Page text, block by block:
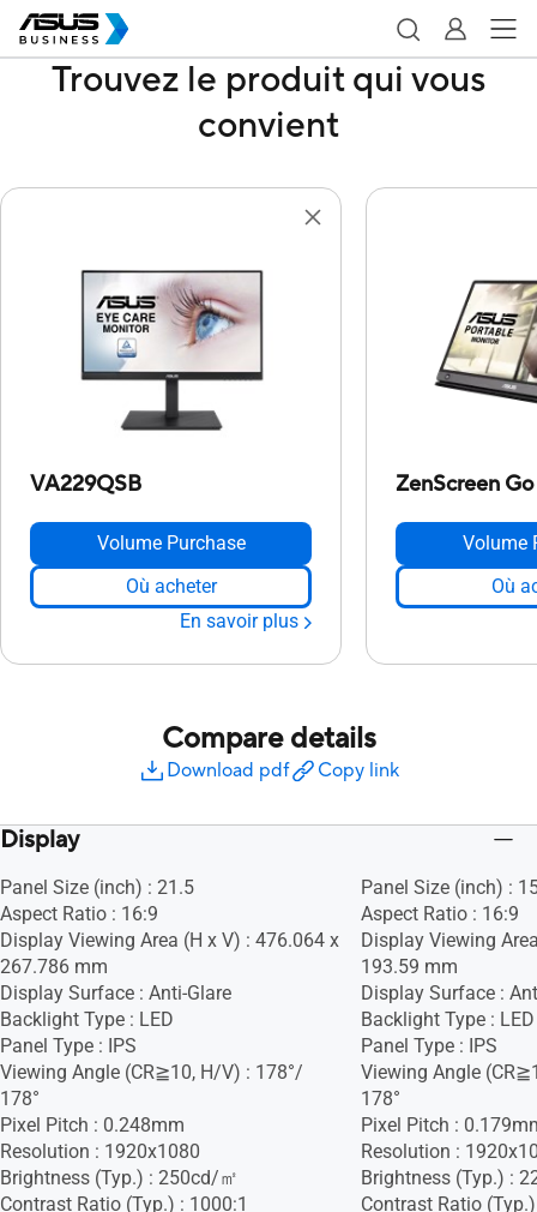
Trouvez le produit qui vous
convient
VA229QSB
Volume Purchase
Où acheter
En savoir plus
ZenScreen
Volume
Où
Compare details
Download pdf Copy link
Display
Panel Size (inch) : 21.5
Aspect Ratio : 16:9
Display Viewing Area (H x V) : 476.064 x
267.786 mm
Display Surface : Anti-Glare
Backlight Type : LED
Panel Type : IPS
Viewing Angle (CR≧10, H/V) : 178°/
178°
Pixel Pitch : 0.248mm
Resolution : 1920x1080
Brightness (Typ.) : 250cd/㎡
Contrast Ratio (Typ.) : 1000:1
Panel Size (inch) :
Aspect Ratio : 16:9
Display Viewing
193.59 mm
Display Surface :
Backlight Type : LED
Panel Type : IPS
Viewing Angle
178°
Pixel Pitch :
Resolution :
Brightness (Typ.) :
Contrast Ratio